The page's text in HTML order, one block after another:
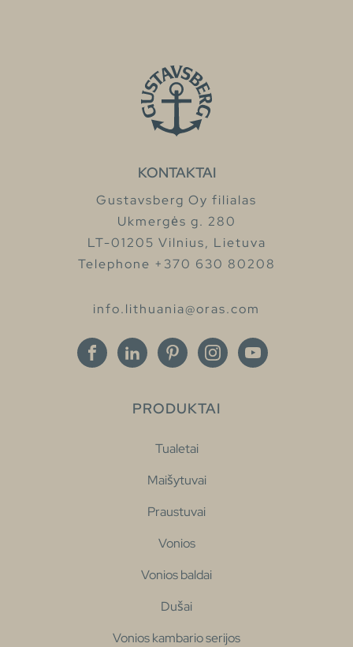
KONTAKTAI
Gustavsberg Oy filialas
Ukmergės g. 280
LT-01205 Vilnius, Lietuva
Telephone +370 630 80208
info.lithuania@oras.com
PRODUKTAI
Tualetai
Maišytuvai
Praustuvai
Vonios
Vonios baldai
Dušai
Vonios kambario serijos